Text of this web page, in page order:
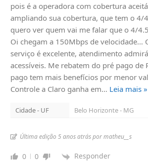
pois é a operadora com cobertura
ampliando sua cobertura, que tem o 4/
quero ver quem vai me falar que o 4/
Oi chegam a 150Mbps de velocidade…
serviço é excelente, atendimento
acessíveis. Me rebatem do pré pago de
pago tem mais benefícios por menor
Controle a Claro ganha em… Leia mais »
Cidade - UF Belo Horizonte - MG
Última edição 5 anos atrás por matheu__s
0 0 Responder